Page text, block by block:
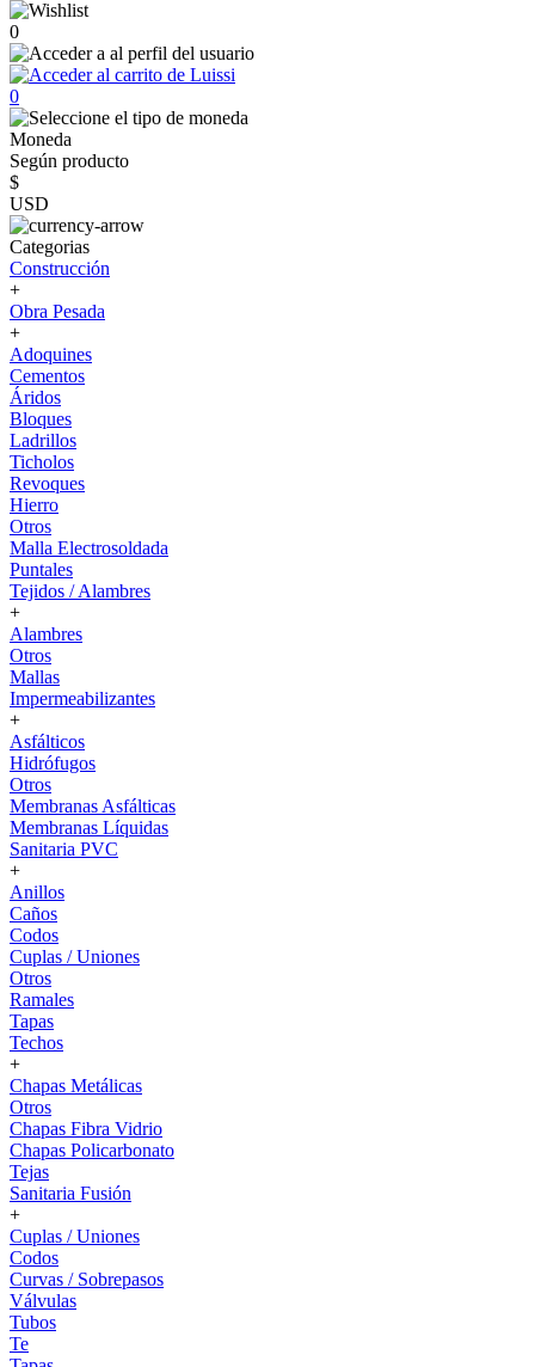
0
0
Moneda
Según producto
$
USD
Categorias
Construcción
+
Obra Pesada
+
Adoquines
Cementos
Áridos
Bloques
Ladrillos
Ticholos
Revoques
Hierro
Otros
Malla Electrosoldada
Puntales
Tejidos / Alambres
+
Alambres
Otros
Mallas
Impermeabilizantes
+
Asfálticos
Hidrófugos
Otros
Membranas Asfálticas
Membranas Líquidas
Sanitaria PVC
+
Anillos
Caños
Codos
Cuplas / Uniones
Otros
Ramales
Tapas
Techos
+
Chapas Metálicas
Otros
Chapas Fibra Vidrio
Chapas Policarbonato
Tejas
Sanitaria Fusión
+
Cuplas / Uniones
Codos
Curvas / Sobrepasos
Válvulas
Tubos
Te